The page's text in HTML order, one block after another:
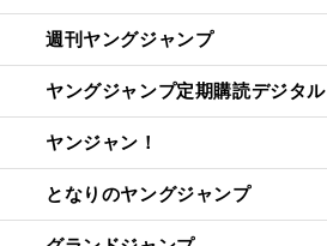
週刊ヤングジャンプ
ヤングジャンプ定期購読デジタル
ヤンジャン！
となりのヤングジャンプ